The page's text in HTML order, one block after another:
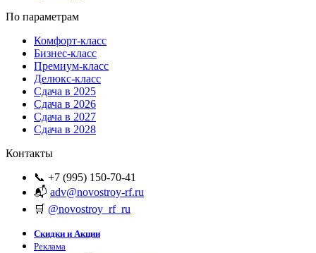
По параметрам
Комфорт-класс
Бизнес-класс
Премиум-класс
Делюкс-класс
Сдача в 2025
Сдача в 2026
Сдача в 2027
Сдача в 2028
Контакты
📞 +7 (995) 150-70-41
📬 adv@novostroy-rf.ru
🛒 @novostroy_rf_ru
Скидки и Акции
Реклама